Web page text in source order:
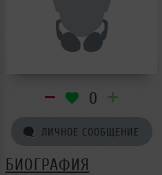
0
ЛИЧНОЕ СООБЩЕНИЕ
БИОГРАФИЯ